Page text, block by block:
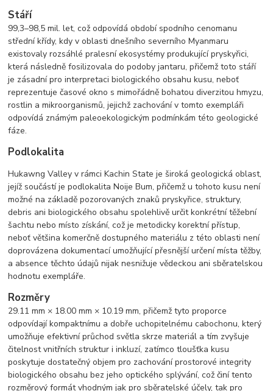
Stáří
99,3–98,5 mil. let, což odpovídá období spodního cenomanu
střední křídy, kdy v oblasti dnešního severního Myanmaru
existovaly rozsáhlé pralesní ekosystémy produkující pryskyřici,
která následně fosilizovala do podoby jantaru, přičemž toto stáří
je zásadní pro interpretaci biologického obsahu kusu, neboť
reprezentuje časové okno s mimořádně bohatou diverzitou hmyzu,
rostlin a mikroorganismů, jejichž zachování v tomto exempláři
odpovídá známým paleoekologickým podmínkám této geologické
fáze.
Podlokalita
Hukawng Valley v rámci Kachin State je široká geologická oblast,
jejíž součástí je podlokalita Noije Bum, přičemž u tohoto kusu není
možné na základě pozorovaných znaků pryskyřice, struktury,
debris ani biologického obsahu spolehlivě určit konkrétní těžební
šachtu nebo místo získání, což je metodicky korektní přístup,
neboť většina komerčně dostupného materiálu z této oblasti není
doprovázena dokumentací umožňující přesnější určení místa těžby,
a absence těchto údajů nijak nesnižuje vědeckou ani sběratelskou
hodnotu exempláře.
Rozměry
29.11 mm × 18.00 mm × 10.19 mm, přičemž tyto proporce
odpovídají kompaktnímu a dobře uchopitelnému cabochonu, který
umožňuje efektivní průchod světla skrze materiál a tím zvyšuje
čitelnost vnitřních struktur i inkluzí, zatímco tloušťka kusu
poskytuje dostatečný objem pro zachování prostorové integrity
biologického obsahu bez jeho optického splývání, což činí tento
rozměrový formát vhodným jak pro sběratelské účely, tak pro